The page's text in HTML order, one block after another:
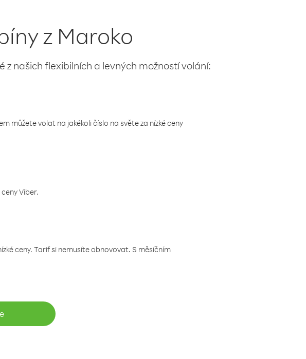
z Maroko
z našich flexibilních a levných možností volání:
můžete volat na jakékoli číslo na světe za nízké ceny
Viber.
ceny. Tarif si nemusíte obnovovat. S měsíčním